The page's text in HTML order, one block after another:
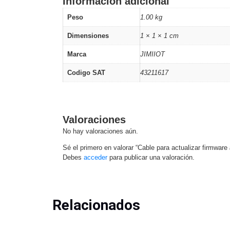
Software VMS y Analíticas
EPCOM Cloud
Videograbadoras Móviles,
Accesorios Body Cams
Videoporteros e Interfonos
AccesoriosIntercomunicadores
Peso 1.00 kg
Dimensiones 1 × 1 × 1 cm
Marca JIMIIOT
Codigo SAT 43211617
Valoraciones
No hay valoraciones aún.
Sé el primero en valorar “Cable para actualizar firmware
Debes accederpara publicar una valoración.
Relacionados